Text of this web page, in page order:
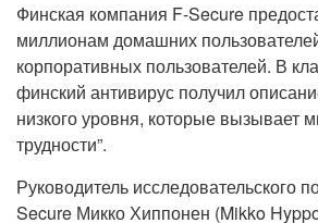
Финская компания F-Secure
миллионам домашних
корпоративных пользователей. В
финский антивирус получил
низкого уровня, которые вызывает
трудности”.
Руководитель исследовательского
Secure Микко Хиппонен (Mikko